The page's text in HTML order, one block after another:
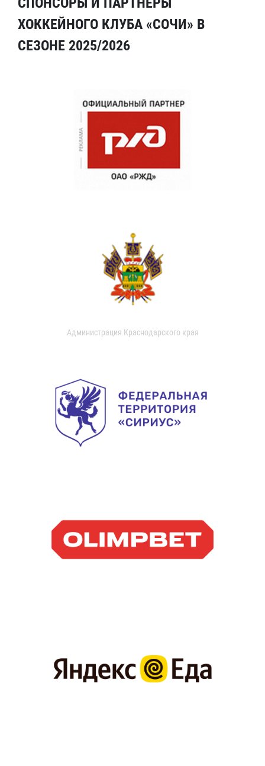
ХОККЕЙНОГО КЛУБА «СОЧИ» В
СЕЗОНЕ 2025/2026
Администрация Краснодарского края